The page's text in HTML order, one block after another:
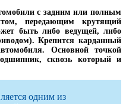
с задним или полным
передающим крутящий
быть либо ведущей, либо
Крепится карданный
Основной точкой
сквозь который и
одним из